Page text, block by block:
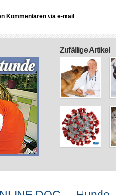
Kommentaren via e-mail
Zufällige Artikel